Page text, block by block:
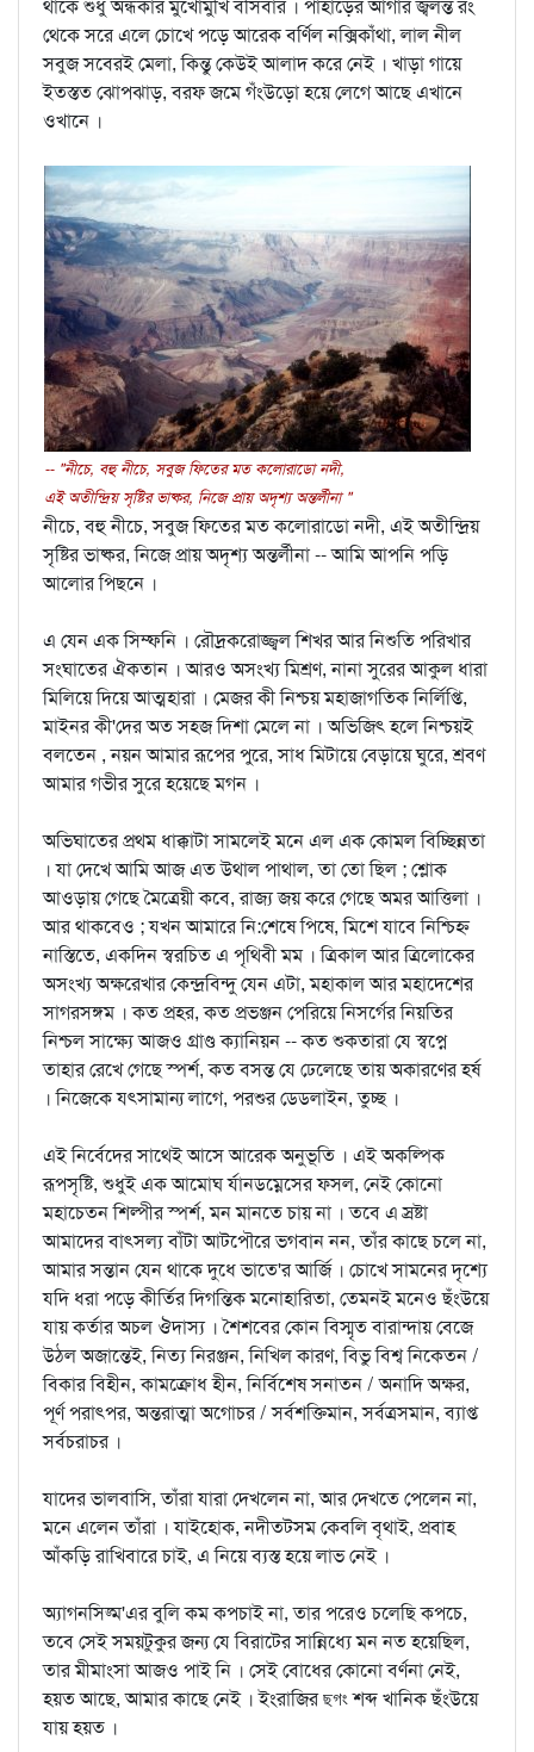
থাকে শুধু অন্ধকার মুখোমুখি বসিবার । পাহাড়ের আগার জ্বলন্ত রং
থেকে সরে এলে চোখে পড়ে আরেক বর্ণিল নক্সিকাঁথা, লাল নীল
সবুজ সবেরই মেলা, কিন্তু কেউই আলাদ করে নেই । খাড়া গায়ে
ইতস্তত ঝোপঝাড়, বরফ জমে গঁংউড়ো হয়ে লেগে আছে এখানে
ওখানে ।
-- "নীচে, বহু নীচে, সবুজ ফিতের মত কলোরাডো নদী,
এই অতীন্দ্রিয় সৃষ্টির ভাষ্কর, নিজে প্রায় অদৃশ্য অন্তর্লীনা "
নীচে, বহু নীচে, সবুজ ফিতের মত কলোরাডো নদী, এই অতীন্দ্রিয়
সৃষ্টির ভাষ্কর, নিজে প্রায় অদৃশ্য অন্তর্লীনা -- আমি আপনি পড়ি
আলোর পিছনে ।
এ যেন এক সিম্ফনি । রৌদ্রকরোজ্জ্বল শিখর আর নিশুতি পরিখার
সংঘাতের ঐকতান । আরও অসংখ্য মিশ্রণ, নানা সুরের আকুল ধারা
মিলিয়ে দিয়ে আত্মহারা । মেজর কী নিশ্চয় মহাজাগতিক নির্লিপ্তি,
মাইনর কী'দের অত সহজ দিশা মেলে না । অভিজিৎ হলে নিশ্চয়ই
বলতেন , নয়ন আমার রূপের পুরে, সাধ মিটায়ে বেড়ায়ে ঘুরে, শ্রবণ
আমার গভীর সুরে হয়েছে মগন ।
অভিঘাতের প্রথম ধাক্কাটা সামলেই মনে এল এক কোমল বিচ্ছিন্নতা
। যা দেখে আমি আজ এত উথাল পাথাল, তা তো ছিল ; শ্লোক
আওড়ায় গেছে মৈত্রেয়ী কবে, রাজ্য জয় করে গেছে অমর আত্তিলা ।
আর থাকবেও ; যখন আমারে নি:শেষে পিষে, মিশে যাবে নিশ্চিহ্ন
নাস্তিতে, একদিন স্বরচিত এ পৃথিবী মম । ত্রিকাল আর ত্রিলোকের
অসংখ্য অক্ষরেখার কেন্দ্রবিন্দু যেন এটা, মহাকাল আর মহাদেশের
সাগরসঙ্গম । কত প্রহর, কত প্রভঞ্জন পেরিয়ে নিসর্গের নিয়তির
নিশ্চল সাক্ষ্যে আজও গ্রাণ্ড ক্যানিয়ন -- কত শুকতারা যে স্বপ্নে
তাহার রেখে গেছে স্পর্শ, কত বসন্ত যে ঢেলেছে তায় অকারণের হর্ষ
। নিজেকে যত্সামান্য লাগে, পরশুর ডেড্লাইন, তুচ্ছ ।
এই নির্বেদের সাথেই আসে আরেক অনুভূতি । এই অকল্পিক
রূপসৃষ্টি, শুধুই এক আমোঘ র্যানডম্নেসের ফসল, নেই কোনো
মহাচেতন শিল্পীর স্পর্শ, মন মানতে চায় না । তবে এ স্রষ্টা
আমাদের বাত্সল্য বাঁটা আটপৌরে ভগবান নন, তাঁর কাছে চলে না,
আমার সন্তান যেন থাকে দুধে ভাতে'র আর্জি । চোখে সামনের দৃশ্যে
যদি ধরা পড়ে কীর্তির দিগন্তিক মনোহারিতা, তেমনই মনেও ছঁংউয়ে
যায় কর্তার অচল ঔদাস্য । শৈশবের কোন বিস্মৃত বারান্দায় বেজে
উঠল অজান্তেই, নিত্য নিরঞ্জন, নিখিল কারণ, বিভু বিশ্ব নিকেতন /
বিকার বিহীন, কামক্রোধ হীন, নির্বিশেষ সনাতন / অনাদি অক্ষর,
পূর্ণ পরাত্পর, অন্তরাত্মা অগোচর / সর্বশক্তিমান, সর্বত্রসমান, ব্যাপ্ত
সর্বচরাচর ।
যাদের ভালবাসি, তাঁরা যারা দেখলেন না, আর দেখতে পেলেন না,
মনে এলেন তাঁরা । যাইহোক, নদীতটসম কেবলি বৃথাই, প্রবাহ
আঁকড়ি রাখিবারে চাই, এ নিয়ে ব্যস্ত হয়ে লাভ নেই ।
অ্যাগনসিজ্ম'এর বুলি কম কপচাই না, তার পরেও চলেছি কপচে,
তবে সেই সময়টুকুর জন্য যে বিরাটের সান্নিধ্যে মন নত হয়েছিল,
তার মীমাংসা আজও পাই নি । সেই বোধের কোনো বর্ণনা নেই,
হয়ত আছে, আমার কাছে নেই । ইংরাজিরছগংশব্দ খানিক ছঁংউয়ে
যায় হয়ত ।